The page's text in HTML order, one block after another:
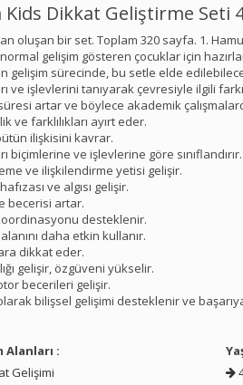
Kids Dikkat Geliştirme Seti
oluşan bir set. Toplam 320 sayfa. 1.
gelişim gösteren çocuklar için
gelişim sürecinde, bu setle elde
ve işlevlerini tanıyarak çevresiyle ilgili
artar ve böylece akademik
ve farklılıkları ayırt eder.
ilişkisini kavrar.
biçimlerine ve işlevlerine göre sınıflandırır.
ve ilişkilendirme yetisi gelişir.
ve algısı gelişir.
becerisi artar.
desteklenir.
daha etkin kullanır.
dikkat eder.
gelişir, özgüveni yükselir.
becerileri gelişir.
bilişsel gelişimi desteklenir ve
Alanları :
Gelişimi